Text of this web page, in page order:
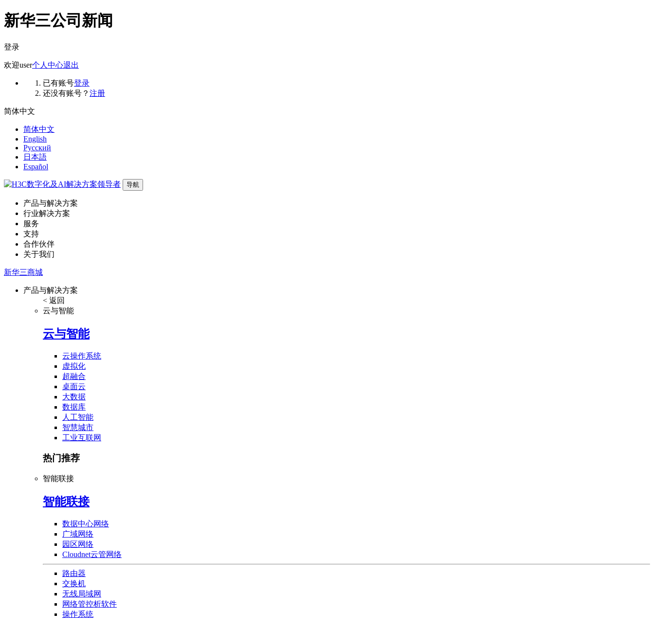
新华三公司新闻
登录
欢迎user个人中心退出
已有账号登录
还没有账号？ 注册
简体中文
简体中文
English
Русский
日本語
Español
导航
产品与解决方案
行业解决方案
服务
支持
合作伙伴
关于我们
新华三商城
产品与解决方案
< 返回
云与智能
云与智能
云操作系统
虚拟化
超融合
桌面云
大数据
数据库
人工智能
智慧城市
工业互联网
热门推荐
智能联接
智能联接
数据中心网络
广域网络
园区网络
Cloudnet云管网络
路由器
交换机
无线局域网
网络管控析软件
操作系统